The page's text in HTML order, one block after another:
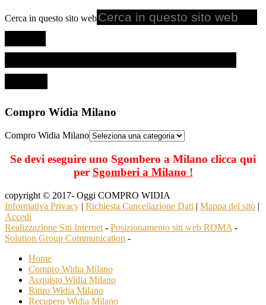
Cerca in questo sito web
Compro Widia Milano
Compro Widia Milano
Se devi eseguire uno Sgombero a Milano clicca qui
per Sgomberi a Milano !
copyright © 2017- Oggi COMPRO WIDIA
Informativa Privacy | Richiesta Cancellazione Dati | Mappa del sito |
Accedi
Realizzazione Siti Internet - Posizionamento siti web ROMA -
Solution Group Communication -
Home
Compro Widia Milano
Acquisto Widia Milano
Ritiro Widia Milano
Recupero Widia Milano